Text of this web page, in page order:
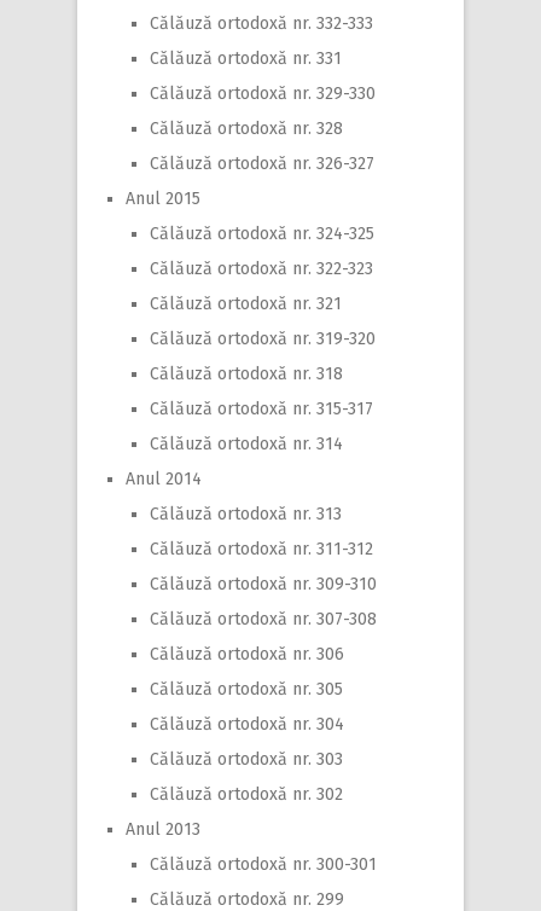
Călăuză ortodoxă nr. 332-333
Călăuză ortodoxă nr. 331
Călăuză ortodoxă nr. 329-330
Călăuză ortodoxă nr. 328
Călăuză ortodoxă nr. 326-327
Anul 2015
Călăuză ortodoxă nr. 324-325
Călăuză ortodoxă nr. 322-323
Călăuză ortodoxă nr. 321
Călăuză ortodoxă nr. 319-320
Călăuză ortodoxă nr. 318
Călăuză ortodoxă nr. 315-317
Călăuză ortodoxă nr. 314
Anul 2014
Călăuză ortodoxă nr. 313
Călăuză ortodoxă nr. 311-312
Călăuză ortodoxă nr. 309-310
Călăuză ortodoxă nr. 307-308
Călăuză ortodoxă nr. 306
Călăuză ortodoxă nr. 305
Călăuză ortodoxă nr. 304
Călăuză ortodoxă nr. 303
Călăuză ortodoxă nr. 302
Anul 2013
Călăuză ortodoxă nr. 300-301
Călăuză ortodoxă nr. 299